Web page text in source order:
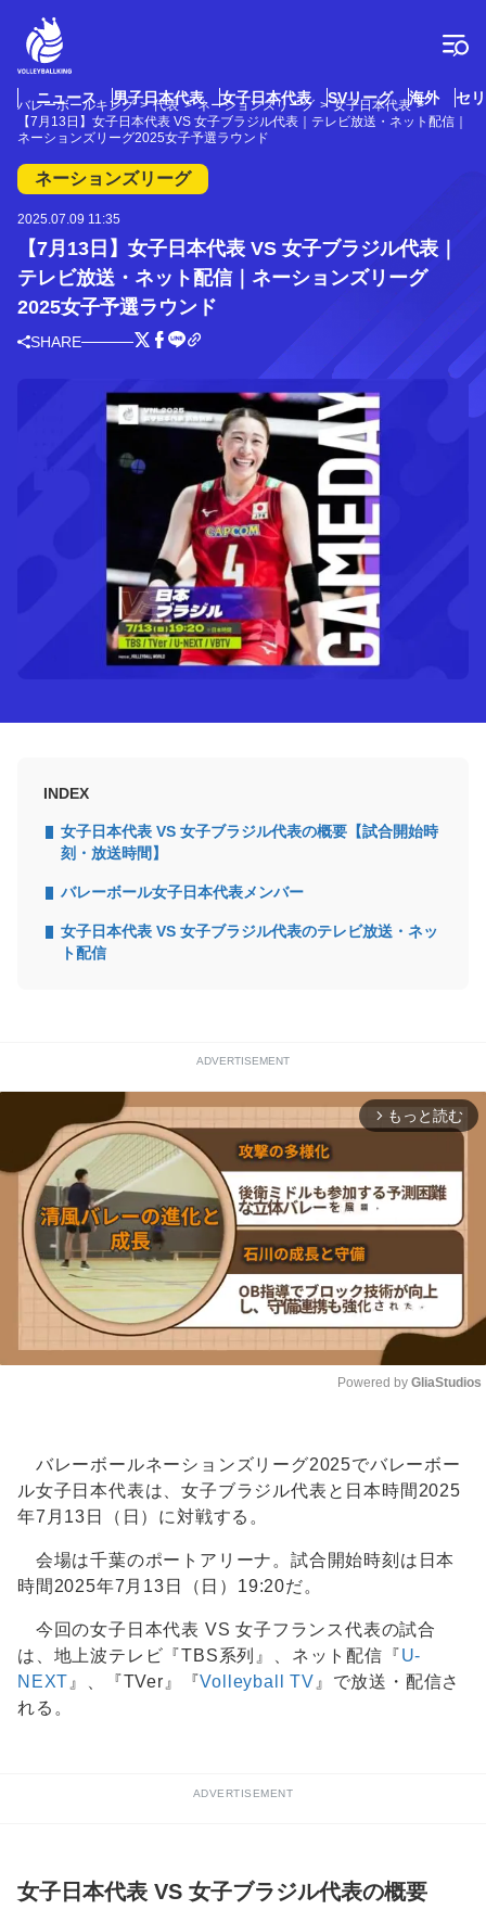
ニュース 男子日本代表 女子日本代表 SVリーグ 海外 セ
バレーボールキング 代表 ネーションズリーグ
女子日本代表
【7月13日】女子日本代表 VS 女子ブラジル代表｜テレビ放送・ネット配信｜
ネーションズリーグ2025女子予選ラウンド
ネーションズリーグ
2025.07.09 11:35
【7月13日】女子日本代表 VS 女子ブラジル代表｜
テレビ放送・ネット配信｜ネーションズリーグ
2025女子予選ラウンド
SHARE
INDEX
女子日本代表 VS 女子ブラジル代表の概要【試合開始時
刻・放送時間】
バレーボール女子日本代表メンバー
女子日本代表 VS 女子ブラジル代表のテレビ放送・ネッ
ト配信
ADVERTISEMENT
arrow_forward_ios もっと読む
Powered by GliaStudios
バレーボールネーションズリーグ2025でバレーボー
ル女子日本代表は、女子ブラジル代表と日本時間2025
年7月13日（日）に対戦する。
会場は千葉のポートアリーナ。試合開始時刻は日本
時間2025年7月13日（日）19:20だ。
今回の女子日本代表 VS 女子フランス代表の試合
は、地上波テレビ『TBS系列』、ネット配信『U-
NEXT 』、『TVer』『Volleyball TV 』で放送・配信さ
れる。
ADVERTISEMENT
女子日本代表 VS 女子ブラジル代表の概要